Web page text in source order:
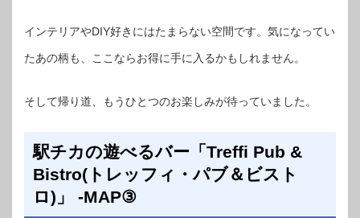
インテリアやDIY好きにはたまらない空間です。気になってい
たあの柄も、ここならお得に手に入るかもしれません。
そして帰り道、もうひとつのお楽しみが待っていました。
駅チカの遊べるバー「Treffi Pub &
Bistro(トレッフィ・パブ＆ビスト
ロ)」 -MAP③